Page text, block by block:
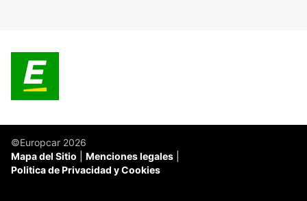
©Europcar 2026
Mapa del Sitio
Menciones legales
Politica de Privacidad y Cookies